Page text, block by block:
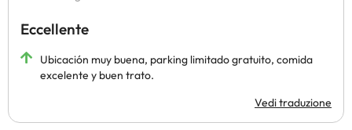
Eccellente
Ubicación muy buena, parking limitado gratuito, comida
excelente y buen trato.
Vedi traduzione